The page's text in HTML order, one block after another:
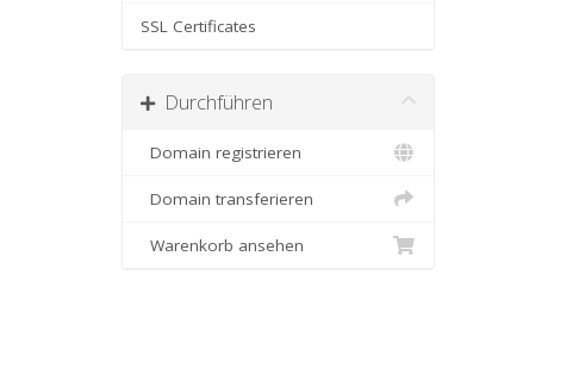
SSL Certificates
Durchführen
Domain registrieren
Domain transferieren
Warenkorb ansehen